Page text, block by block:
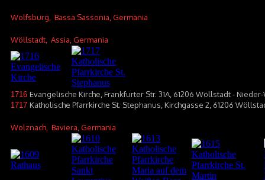
Wolfsburg , Bassa Sassonia, Germania
Wöllstadt , Assia, Germania
1716 Evangelische Kirche, Frankfurter Str. 31A, 61206 Wöllstadt -
1717 Katholische Pfarrkirche St. Stephanus, Kirchgasse 2, 61206
Wolznach , Baviera, Germania